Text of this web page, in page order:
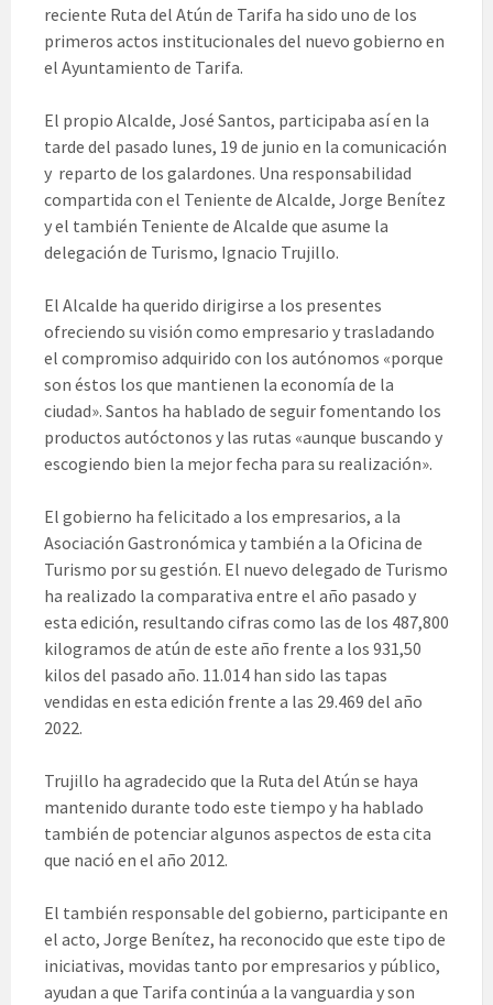
reciente Ruta del Atún de Tarifa ha sido uno de los
primeros actos institucionales del nuevo gobierno en
el Ayuntamiento de Tarifa.
El propio Alcalde, José Santos, participaba así en la
tarde del pasado lunes, 19 de junio en la comunicación
y reparto de los galardones. Una responsabilidad
compartida con el Teniente de Alcalde, Jorge Benítez
y el también Teniente de Alcalde que asume la
delegación de Turismo, Ignacio Trujillo.
El Alcalde ha querido dirigirse a los presentes
ofreciendo su visión como empresario y trasladando
el compromiso adquirido con los autónomos «porque
son éstos los que mantienen la economía de la
ciudad». Santos ha hablado de seguir fomentando los
productos autóctonos y las rutas «aunque buscando y
escogiendo bien la mejor fecha para su realización».
El gobierno ha felicitado a los empresarios, a la
Asociación Gastronómica y también a la Oficina de
Turismo por su gestión. El nuevo delegado de Turismo
ha realizado la comparativa entre el año pasado y
esta edición, resultando cifras como las de los 487,800
kilogramos de atún de este año frente a los 931,50
kilos del pasado año. 11.014 han sido las tapas
vendidas en esta edición frente a las 29.469 del año
2022.
Trujillo ha agradecido que la Ruta del Atún se haya
mantenido durante todo este tiempo y ha hablado
también de potenciar algunos aspectos de esta cita
que nació en el año 2012.
El también responsable del gobierno, participante en
el acto, Jorge Benítez, ha reconocido que este tipo de
iniciativas, movidas tanto por empresarios y público,
ayudan a que Tarifa continúa a la vanguardia y son